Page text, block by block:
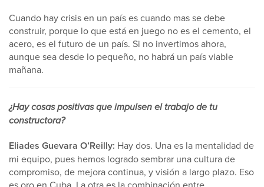
Cuando hay crisis en un país es cuando mas se debe
construir, porque lo que está en juego no es el cemento, el
acero, es el futuro de un país. Si no invertimos ahora,
aunque sea desde lo pequeño, no habrá un país viable
mañana.
¿Hay cosas positivas que impulsen el trabajo de tu
constructora?
Eliades Guevara O’Reilly: Hay dos. Una es la mentalidad de
mi equipo, pues hemos logrado sembrar una cultura de
compromiso, de mejora continua, y visión a largo plazo. Eso